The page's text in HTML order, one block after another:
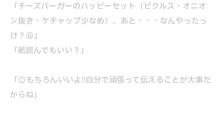
「チーズバーガーのハッピーセット（ピクルス・オニオ
ン抜き・ケチャップ少なめ）、あと・・・なんやったっ
け？😫」
「紙読んでもいい？」
「😊もちろんいいよ‼自分で頑張って伝えることが大事だ
からね」